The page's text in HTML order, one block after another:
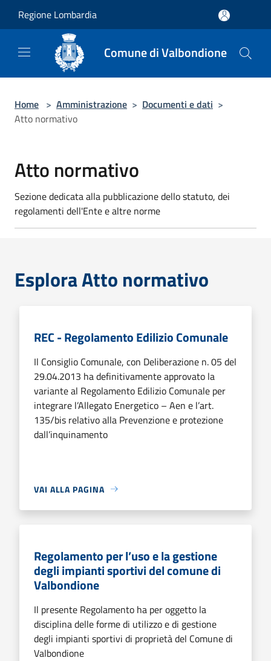
Regione Lombardia
Comune di Valbondione
Home > Amministrazione > Documenti e dati >
Atto normativo
Atto normativo
Sezione dedicata alla pubblicazione dello statuto, dei
regolamenti dell'Ente e altre norme
Esplora Atto normativo
REC - Regolamento Edilizio Comunale
Il Consiglio Comunale, con Deliberazione n. 05 del
29.04.2013 ha definitivamente approvato la
variante al Regolamento Edilizio Comunale per
integrare l’Allegato Energetico – Aen e l’art.
135/bis relativo alla Prevenzione e protezione
dall’inquinamento
VAI ALLA PAGINA
Regolamento per l’uso e la gestione
degli impianti sportivi del comune di
Valbondione
Il presente Regolamento ha per oggetto la
disciplina delle forme di utilizzo e di gestione
degli impianti sportivi di proprietà del Comune di
Valbondione